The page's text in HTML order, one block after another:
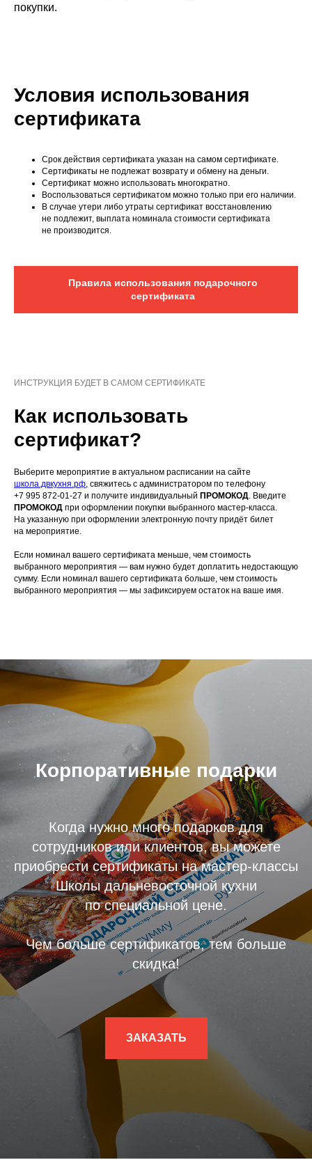
покупки.
Условия использования
сертификата
Срок действия сертификата указан на самом сертификате.
Сертификаты не подлежат возврату и обмену на деньги.
Сертификат можно использовать многократно.
Воспользоваться сертификатом можно только при его наличии.
В случае утери либо утраты сертификат восстановлению
не подлежит, выплата номинала стоимости сертификата
не производится.
Правила использования подарочного
сертификата
ИНСТРУКЦИЯ БУДЕТ В САМОМ СЕРТИФИКАТЕ
Как использовать
сертификат?
Выберите мероприятие в актуальном расписании на сайте
школа.двкухня.рф, свяжитесь с администратором по телефону
+7 995 872-01-27 и получите индивидуальный ПРОМОКОД. Введите
ПРОМОКОД при оформлении покупки выбранного мастер-класса .
На указанную при оформлении электронную почту придёт билет
на мероприятие.
Если номинал вашего сертификата меньше, чем стоимость
выбранного мероприятия — вам нужно будет доплатить недостающую
сумму. Если номинал вашего сертификата больше, чем стоимость
выбранного мероприятия — мы зафиксируем остаток на ваше имя.
Корпоративные подарки
Когда нужно много подарков для
сотрудников или клиентов, вы можете
приобрести сертификаты на мастер-классы
Школы дальневосточной кухни
по специальной цене.
Чем больше сертификатов, тем больше
скидка!
ЗАКАЗАТЬ